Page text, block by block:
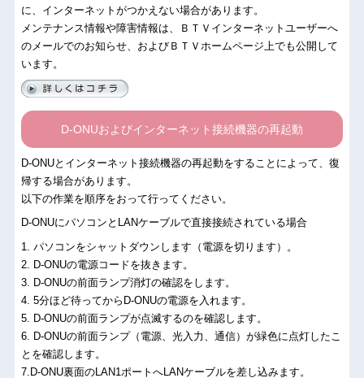
に、インターネットがつかえない場合があります。
メンテナンス情報や障害情報は、ＢＴＶインターネットユーザーへ
のメールでのお知らせ、およびＢＴＶホームページ上でも公開して
います。
D-ONUおよびインターネット接続機器の再起動
D-ONUとインターネット接続機器の再起動をすることによって、復
帰する場合があります。
以下の作業を順序をおって行ってください。
D-ONUにパソコンとLANケーブルで直接接続されている場合
1. パソコンをシャットダウンします（電源を切ります）。
2. D-ONUの電源コードを抜きます。
3. D-ONUの前面ランプ消灯の確認をします。
4. 5分ほど待ってからD-ONUの電源を入れます。
5. D-ONUの前面ランプが点滅するのを確認します。
6. D-ONUの前面ランプ（電源、光入力、通信）が緑色に点灯したこ
とを確認します。
7.D-ONU裏面のLAN1ポートへLANケーブルを差し込みます。